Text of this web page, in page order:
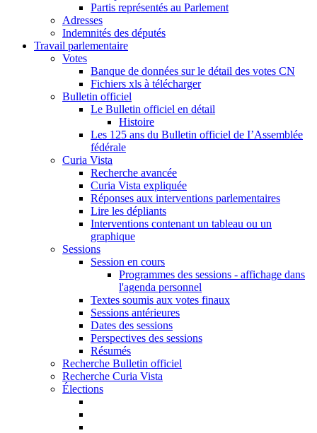
Partis représentés au Parlement
Adresses
Indemnités des députés
Travail parlementaire
Votes
Banque de données sur le détail des votes CN
Fichiers xls à télécharger
Bulletin officiel
Le Bulletin officiel en détail
Histoire
Les 125 ans du Bulletin officiel de I’Assemblée
fédérale
Curia Vista
Recherche avancée
Curia Vista expliquée
Réponses aux interventions parlementaires
Lire les dépliants
Interventions contenant un tableau ou un
graphique
Sessions
Session en cours
Programmes des sessions - affichage dans
l'agenda personnel
Textes soumis aux votes finaux
Sessions antérieures
Dates des sessions
Perspectives des sessions
Résumés
Recherche Bulletin officiel
Recherche Curia Vista
Élections